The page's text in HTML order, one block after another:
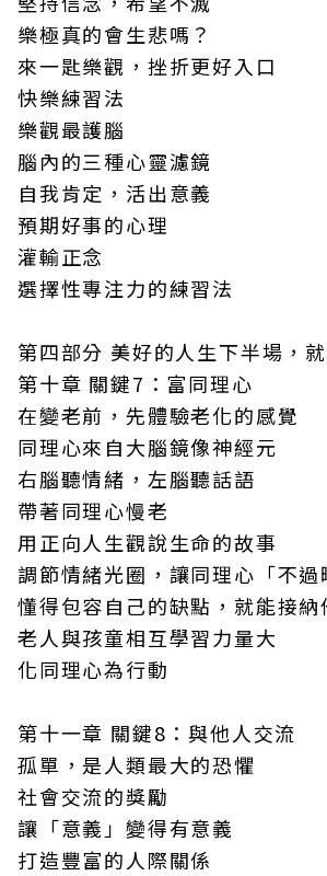
樂極真的會生悲嗎？
來一匙樂觀，挫折更好入口
快樂練習法
樂觀最護腦
腦內的三種心靈濾鏡
自我肯定，活出意義
預期好事的心理
灌輸正念
選擇性專注力的練習法
第四部分 美好的人生下半場，
第十章 關鍵7：富同理心
在變老前，先體驗老化的感覺
同理心來自大腦鏡像神經元
右腦聽情緒，左腦聽話語
帶著同理心慢老
用正向人生觀說生命的故事
調節情緒光圈，讓同理心「不過
懂得包容自己的缺點，就能接納
老人與孩童相互學習力量大
化同理心為行動
第十一章 關鍵8：與他人交流
孤單，是人類最大的恐懼
社會交流的獎勵
讓「意義」變得有意義
打造豐富的人際關係